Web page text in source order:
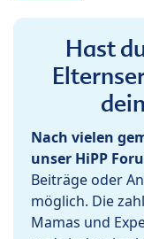
Hast
Nach vielen
unser HiPP
Beiträge oder
möglich. Die
Mamas und